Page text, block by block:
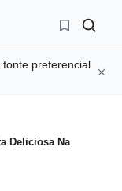
preferencial
Deliciosa Na